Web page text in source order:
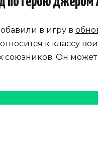
в игру в
к классу
союзников. Он